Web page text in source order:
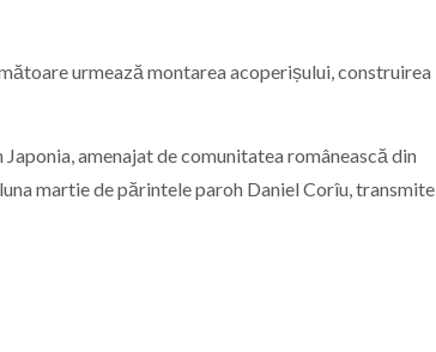
urmează montarea acoperișului, construirea
amenajat de comunitatea românească din
martie de părintele paroh Daniel Corîu, transmite